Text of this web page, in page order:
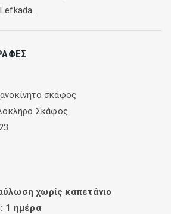
σκάφος
Σκάφος
χωρίς καπετάνιο
1 ημέρα